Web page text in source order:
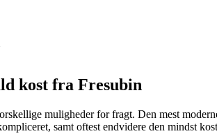
kost fra Fresubin
muligheder for fragt. Den mest
samt oftest endvidere den mindst